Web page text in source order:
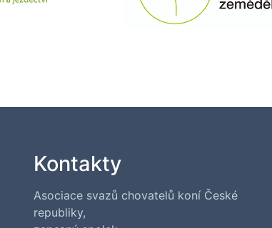
Kontakty
Asociace svazů chovatelů koní České
republiky,